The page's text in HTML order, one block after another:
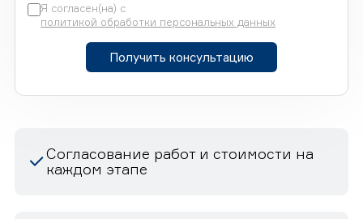
Я согласен(на) с
политикой обработки персональных данных
Получить консультацию
Согласование работ и стоимости на
каждом этапе